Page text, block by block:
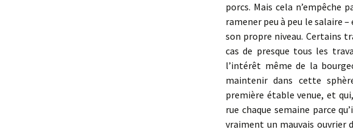
porcs. Mais cela n’empêche
ramener peu à peu le salaire
son propre ni­veau. Certains
cas de presque tous les
l’intérêt même de la
maintenir dans cette
première étable venue, et
rue chaque semaine parce
vraiment un mauvais ouvrier